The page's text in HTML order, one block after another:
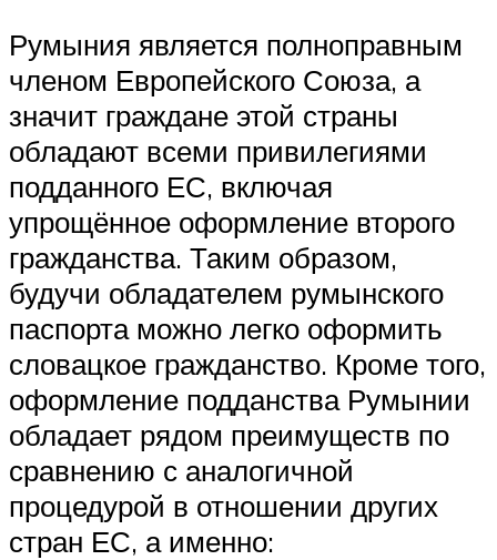
Румыния является полноправным
членом Европейского Союза, а
значит граждане этой страны
обладают всеми привилегиями
подданного ЕС, включая
упрощённое оформление второго
гражданства. Таким образом,
будучи обладателем румынского
паспорта можно легко оформить
словацкое гражданство. Кроме того,
оформление подданства Румынии
обладает рядом преимуществ по
сравнению с аналогичной
процедурой в отношении других
стран ЕС, а именно: